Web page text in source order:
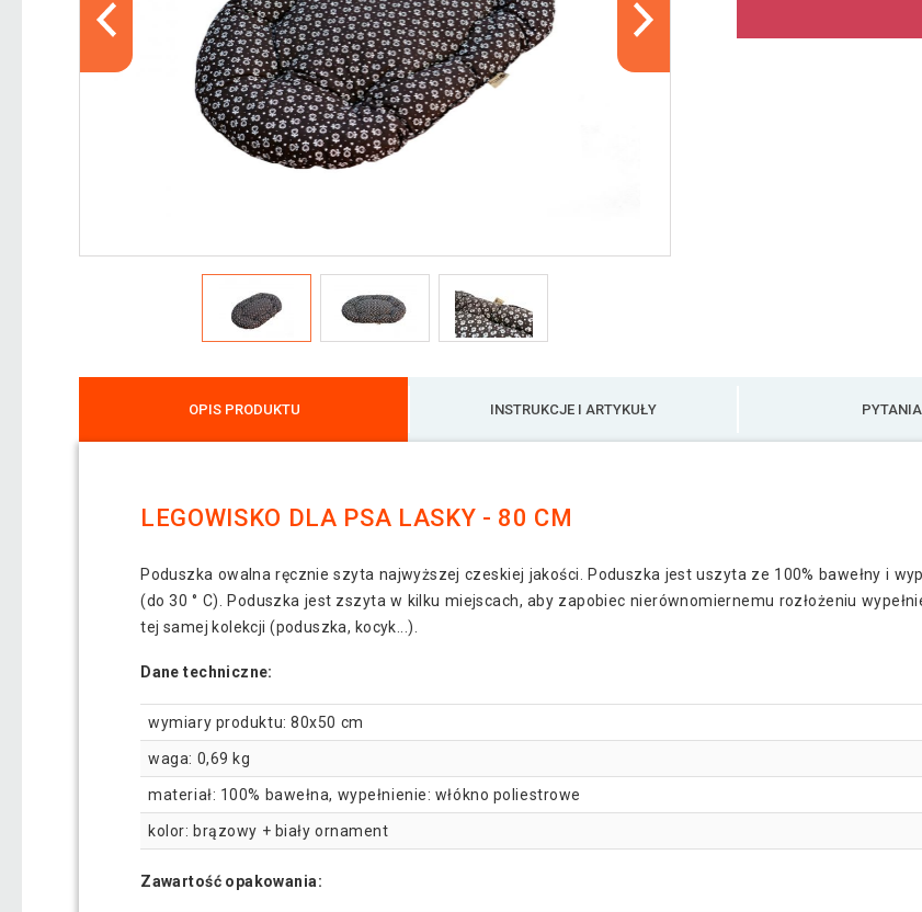
OPIS PRODUKTU INSTRUKCJE I ARTYKUŁY
LEGOWISKO DLA PSA LASKY - 80 CM
Poduszka owalna ręcznie szyta najwyższej czeskiej jakości. Poduszka jest uszyta ze 100% bawełny i
(do 30 ° C). Poduszka jest zszyta w kilku miejscach, aby zapobiec nierównomiernemu rozłożeniu
tej samej kolekcji (poduszka, kocyk...).
Dane techniczne:
wymiary produktu: 80x50 cm
waga: 0,69 kg
materiał: 100% bawełna, wypełnienie: włókno poliestrowe
kolor: brązowy + biały ornament
Zawartość opakowania: